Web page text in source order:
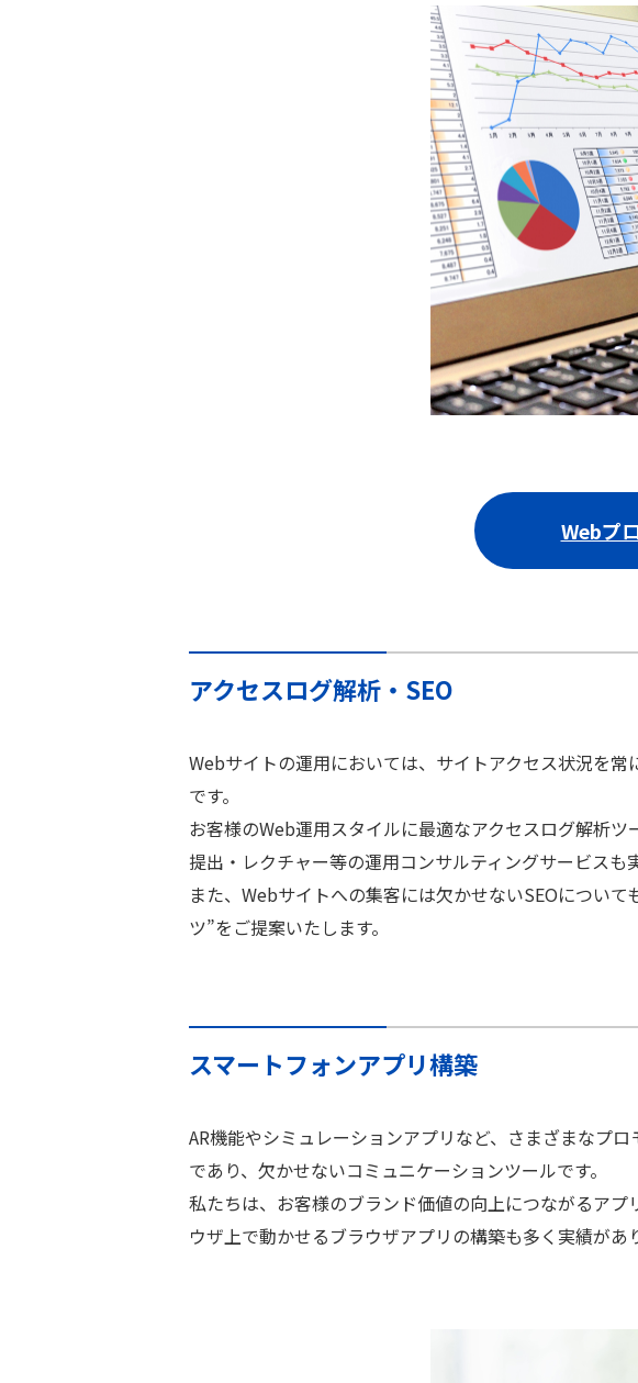
Webプ
アクセスログ解析・SEO
Webサイトの運用においては、サイトアクセス状況を
です。
お客様のWeb運用スタイルに最適なアクセスログ解析
提出・レクチャー等の運用コンサルティングサービスも
また、Webサイトへの集客には欠かせないSEOについ
ツ”をご提案いたします。
スマートフォンアプリ構築
AR機能やシミュレーションアプリなど、さまざまなプ
であり、欠かせないコミュニケーションツールです。
私たちは、お客様のブランド価値の向上につながるア
ウザ上で動かせるブラウザアプリの構築も多く実績があ